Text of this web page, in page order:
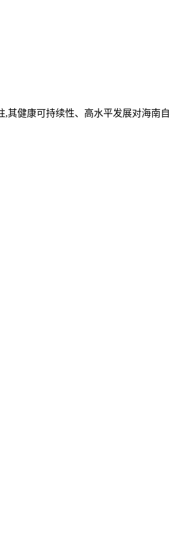
健康可持续性、高水平发展对海南